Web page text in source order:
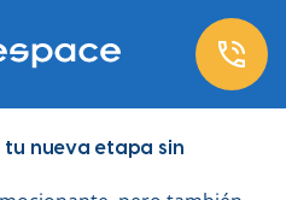
tu nueva etapa sin